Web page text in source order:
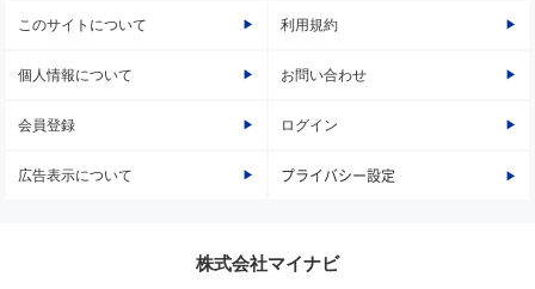
このサイトについて 利用規約
個人情報について お問い合わせ
会員登録 ログイン
広告表示について プライバシー設定
株式会社マイナビ